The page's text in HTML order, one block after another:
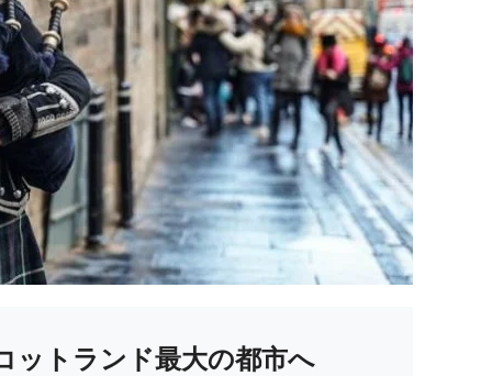
ットランド最大の都市へ